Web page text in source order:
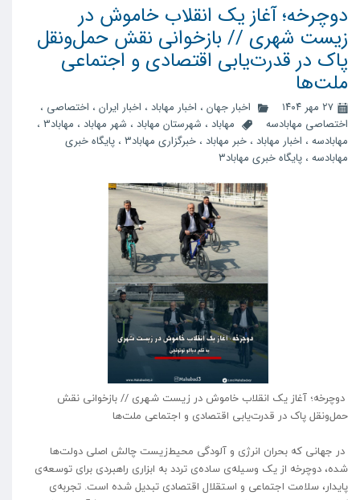
دوچرخه؛ آغاز یک انقلاب خاموش در
زیست شهری // بازخوانی نقش حمل‌ونقل
پاک در قدرت‌یابی اقتصادی و اجتماعی
ملت‌ها
۲۷ مهر ۱۴۰۴ اخبار جهان ، اخبار مهاباد ، اخبار ایران ، اختصاصی ،
اختصاصی مهابادسه
مهاباد ، شهرستان مهاباد ، شهر مهاباد ، مهاباد3
،
مهابادسه ، اخبار مهاباد ، خبر مهاباد ، خبرگزاری مهاباد3 ، پایگاه خبری
مهابادسه ، پایگاه خبری مهاباد۳
‍ دوچرخه؛ آغاز یک انقلاب خاموش در زیست شهری // بازخوانی نقش
حمل‌ونقل پاک در قدرت‌یابی اقتصادی و اجتماعی ملت‌ها
در جهانی که بحران انرژی و آلودگی محیط‌زیست چالش اصلی دولت‌ها
شده، دوچرخه از یک وسیله‌ی ساده‌ی تردد به ابزاری راهبردی برای توسعه‌ی
پایدار، سلامت اجتماعی و استقلال اقتصادی تبدیل شده است. تجربه‌ی